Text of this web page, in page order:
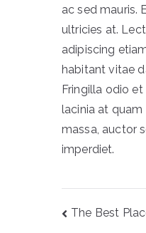
ac sed mauris.
ultricies at.
adipiscing
habitant vitae
Fringilla odio
lacinia at quam
massa, auctor
imperdiet.
Post
The Best